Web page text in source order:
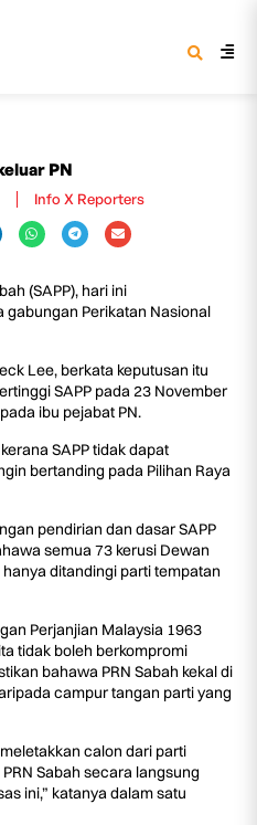
PN
Info X Reporters
(SAPP), hari ini
Perikatan Nasional
Lee, berkata keputusan itu
SAPP pada 23 November
ibu pejabat PN.
SAPP tidak dapat
bertanding pada Pilihan Raya
pendirian dan dasar SAPP
semua 73 kerusi Dewan
ditandingi parti tempatan
Perjanjian Malaysia 1963
tidak boleh berkompromi
bahawa PRN Sabah kekal di
campur tangan parti yang
calon dari parti
Sabah secara langsung
ini,” katanya dalam satu